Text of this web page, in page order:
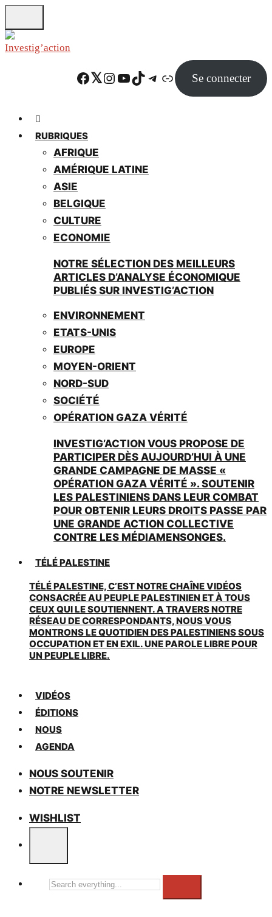
to
main
Facebook Twitter Instagram YouTube TikTok Telegram Lien Se connecter
RUBRIQUES
AFRIQUE
AMÉRIQUE LATINE
ASIE
BELGIQUE
CULTURE
ECONOMIE
NOTRE SÉLECTION DES MEILLEURS
ARTICLES D’ANALYSE ÉCONOMIQUE
PUBLIÉS SUR INVESTIG’ACTION
ENVIRONNEMENT
ETATS-UNIS
EUROPE
MOYEN-ORIENT
NORD-SUD
SOCIÉTÉ
OPÉRATION GAZA VÉRITÉ
INVESTIG’ACTION VOUS PROPOSE DE
PARTICIPER DÈS AUJOURD’HUI À UNE
GRANDE CAMPAGNE DE MASSE «
OPÉRATION GAZA VÉRITÉ ». SOUTENIR
LES PALESTINIENS DANS LEUR COMBAT
POUR OBTENIR LEURS DROITS PASSE PAR
UNE GRANDE ACTION COLLECTIVE
CONTRE LES MÉDIAMENSONGES.
TÉLÉ PALESTINE
TÉLÉ PALESTINE, C’EST NOTRE CHAÎNE VIDÉOS
CONSACRÉE AU PEUPLE PALESTINIEN ET À TOUS
CEUX QUI LE SOUTIENNENT. A TRAVERS NOTRE
RÉSEAU DE CORRESPONDANTS, NOUS VOUS
MONTRONS LE QUOTIDIEN DES PALESTINIENS SOUS
OCCUPATION ET EN EXIL. UNE PAROLE LIBRE POUR
UN PEUPLE LIBRE.
VIDÉOS
ÉDITIONS
NOUS
AGENDA
NOUS SOUTENIR
NOTRE NEWSLETTER
WISHLIST
Search